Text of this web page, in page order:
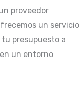
proveedor
un servicio
presupuesto a
un entorno